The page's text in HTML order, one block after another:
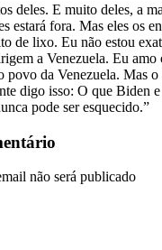
deles. E muito deles, a
estará fora. Mas eles os
de lixo. Eu não estou
a Venezuela. Eu amo
povo da Venezuela. Mas o
digo isso: O que Biden
pode ser esquecido.”
não será publicado